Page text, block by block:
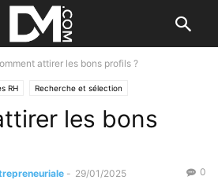
attirer les bons profils ?
RH Recherche et sélection
les bons
- 29/01/2025 0